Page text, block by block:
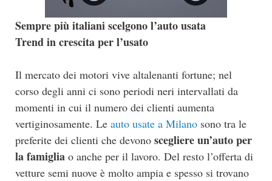
Sempre più italiani scelgono l’auto usata
Trend in crescita per l’usato
Il mercato dei motori vive altalenanti fortune; nel
corso degli anni ci sono periodi neri intervallati da
momenti in cui il numero dei clienti aumenta
vertiginosamente. Le auto usate a Milano sono tra le
preferite dei clienti che devono scegliere un’auto per
la famiglia o anche per il lavoro. Del resto l’offerta di
vetture semi nuove è molto ampia e spesso si trovano